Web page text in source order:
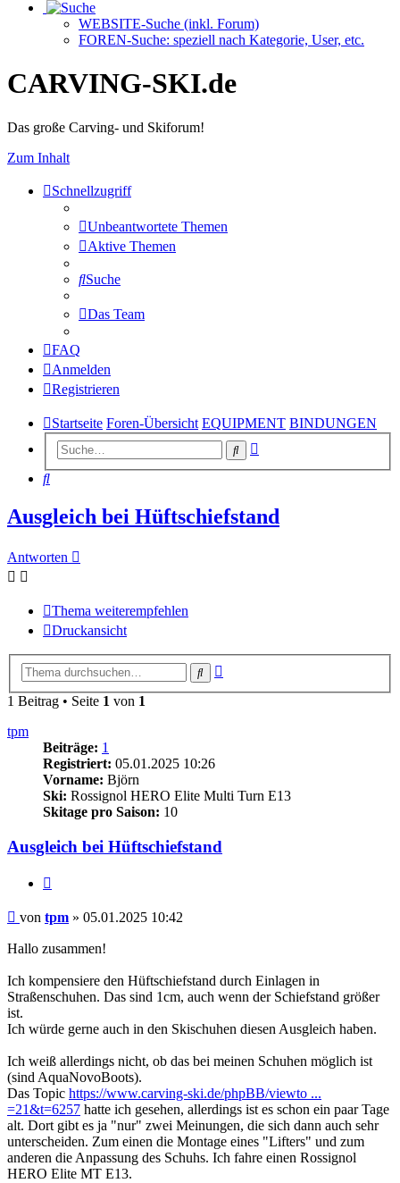
WEBSITE-Suche (inkl. Forum)
FOREN-Suche: speziell nach Kategorie, User, etc.
CARVING-SKI.de
Das große Carving- und Skiforum!
Zum Inhalt
Schnellzugriff
Unbeantwortete Themen
Aktive Themen
Suche
Das Team
FAQ
Anmelden
Registrieren
Startseite Foren-Übersicht EQUIPMENT BINDUNGEN
Suche
Suche
Ausgleich bei Hüftschiefstand
Antworten
Thema weiterempfehlen
Druckansicht
Suche
1 Beitrag • Seite 1 von 1
tpm
Beiträge: 1
Registriert: 05.01.2025 10:26
Vorname: Björn
Ski: Rossignol HERO Elite Multi Turn E13
Skitage pro Saison: 10
Ausgleich bei Hüftschiefstand
Beitrag
von tpm » 05.01.2025 10:42
Hallo zusammen!
Ich kompensiere den Hüftschiefstand durch Einlagen in
Straßenschuhen. Das sind 1cm, auch wenn der Schiefstand größer
ist.
Ich würde gerne auch in den Skischuhen diesen Ausgleich haben.
Ich weiß allerdings nicht, ob das bei meinen Schuhen möglich ist
(sind AquaNovoBoots).
Das Topic https://www.carving-ski.de/phpBB/viewto ...
=21&t=6257 hatte ich gesehen, allerdings ist es schon ein paar Tage
alt. Dort gibt es ja "nur" zwei Meinungen, die sich dann auch sehr
unterscheiden. Zum einen die Montage eines "Lifters" und zum
anderen die Anpassung des Schuhs. Ich fahre einen Rossignol
HERO Elite MT E13.